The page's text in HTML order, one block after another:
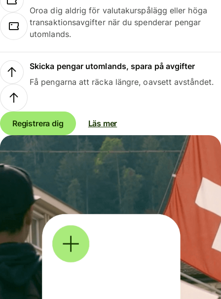
Oroa dig aldrig för valutakurspålägg eller höga
transaktionsavgifter när du spenderar pengar
utomlands.
Skicka pengar utomlands, spara på avgifter
Få pengarna att räcka längre, oavsett avståndet.
Registrera dig Läs mer